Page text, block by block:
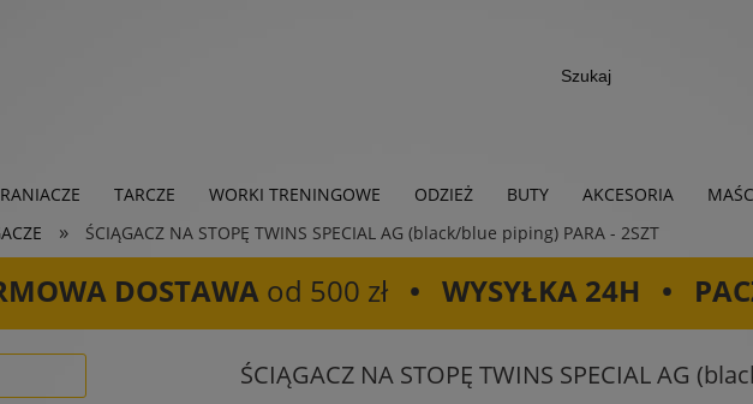
TARCZE WORKI TRENINGOWE ODZIEŻ BUTY AKCESORIA
» ŚCIĄGACZ NA STOPĘ TWINS SPECIAL AG (black/blue piping) PARA - 2SZT
DOSTAWA od 500 zł• WYSYŁKA 24H •
ŚCIĄGACZ NA STOPĘ TWINS SPECIAL AG